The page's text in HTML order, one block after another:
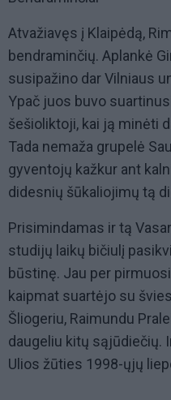
Atvažiavęs į Klaipėdą,
bendraminčių. Aplankė
susipažino dar Vilniaus
Ypač juos buvo
šešioliktoji, kai ją minėti
Tada nemaža grupelė
gyventojų kažkur ant
didesnių šūkaliojimų tą
Prisimindamas ir tą
studijų laikų bičiulį
būstinę. Jau per
kaipmat suartėjo su
Šliogeriu, Raimundu
daugeliu kitų sąjūdiečių.
Ulios žūties 1998-ųjų